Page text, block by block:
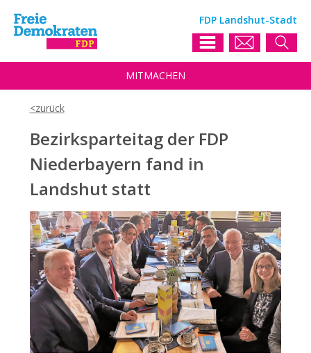
FDP Landshut-Stadt
MITMACHEN
Bezirksparteitag der FDP
Niederbayern fand in
Landshut statt